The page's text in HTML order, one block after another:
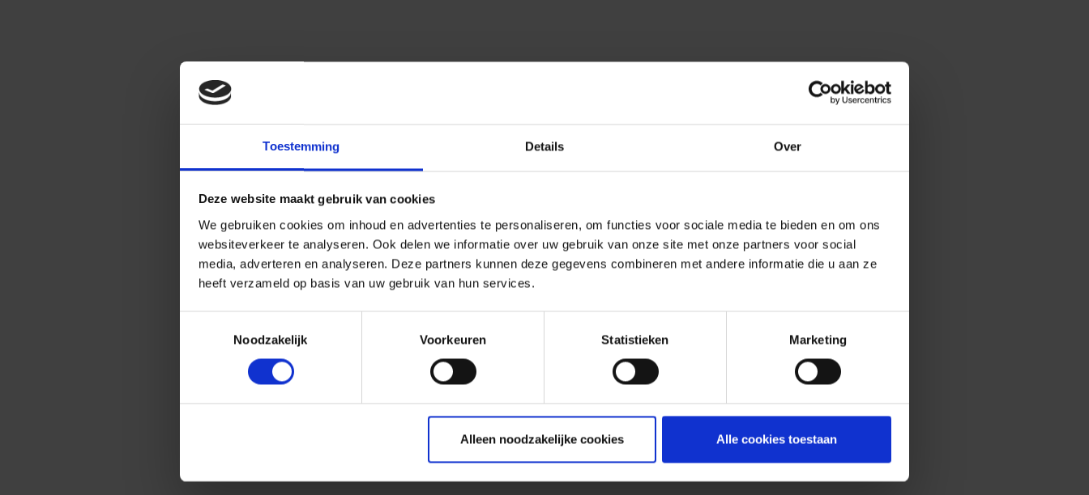
Toestemming Details Over
Deze website maakt gebruik van cookies
We gebruiken cookies om inhoud en advertenties te personaliseren, om functies voor sociale media te bieden en om ons
websiteverkeer te analyseren. Ook delen we informatie over uw gebruik van onze site met onze partners voor social
media, adverteren en analyseren. Deze partners kunnen deze gegevens combineren met andere informatie die u aan ze
heeft verzameld op basis van uw gebruik van hun services.
Noodzakelijk
Voorkeuren Statistieken Marketing
Alleen noodzakelijke cookies Alle cookies toestaan